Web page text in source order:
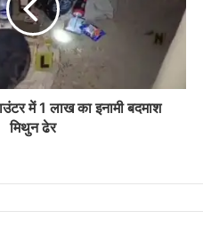
में 1 लाख का इनामी बदमाश
मिथुन ढेर